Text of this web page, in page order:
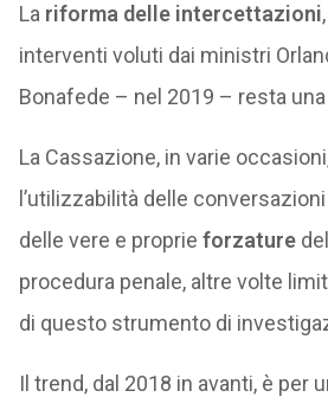
La riforma delle intercettazioni
interventi voluti dai ministri
Bonafede – nel 2019 – resta
La Cassazione, in varie
l’utilizzabilità delle
delle vere e proprie forzature
procedura penale, altre volte
di questo strumento di
Il trend, dal 2018 in avanti, è per